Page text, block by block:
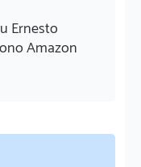
Ernesto
Amazon